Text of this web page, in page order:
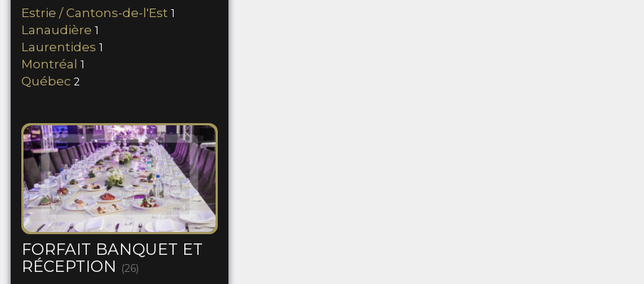
Estrie / Cantons-de-l'Est 1
Lanaudière 1
Laurentides 1
Montréal 1
Québec 2
FORFAIT BANQUET ET
RÉCEPTION
(26)